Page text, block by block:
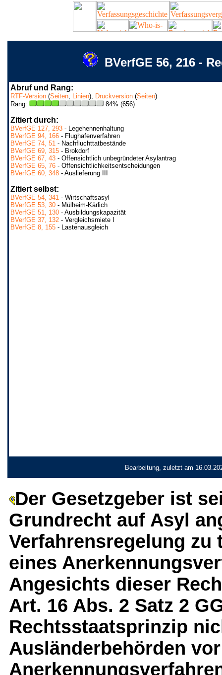
BVerfGE 56, 216 -
Abruf und Rang:
RTF-Version (Seiten, Linien), Druckversion (Seiten)
Rang:
84% (656)
Zitiert durch:
BVerfGE 127, 293 - Legehennenhaltung
BVerfGE 94, 166 - Flughafenverfahren
BVerfGE 74, 51 - Nachfluchttatbestände
BVerfGE 69, 315 - Brokdorf
BVerfGE 67, 43 - Offensichtlich unbegründeter Asylantrag
BVerfGE 65, 76 - Offensichtlichkeitsentscheidungen
BVerfGE 60, 348 - Auslieferung III
Zitiert selbst:
BVerfGE 54, 341 - Wirtschaftsasyl
BVerfGE 53, 30 - Mülheim-Kärlich
BVerfGE 51, 130 - Ausbildungskapazität
BVerfGE 37, 132 - Vergleichsmiete I
BVerfGE 8, 155 - Lastenausgleich
Bearbeitung, zuletzt am
Der Gesetzgeber ist
Grundrecht auf Asyl
Verfahrensregelung
eines
Angesichts dieser
Art. 16 Abs. 2 Satz 2
Rechtsstaatsprinzip
Ausländerbehörden